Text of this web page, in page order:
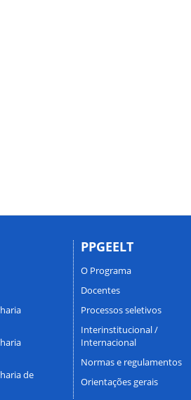
de
PPGEELT
O Programa
Docentes
Processos seletivos
Interinstitucional /
Internacional
Normas e regulamentos
Orientações gerais